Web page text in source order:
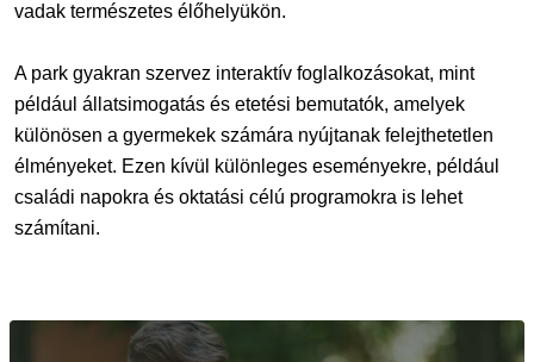
vadak természetes élőhelyükön.
A park gyakran szervez interaktív foglalkozásokat, mint
például állatsimogatás és etetési bemutatók, amelyek
különösen a gyermekek számára nyújtanak felejthetetlen
élményeket. Ezen kívül különleges eseményekre, például
családi napokra és oktatási célú programokra is lehet
számítani.